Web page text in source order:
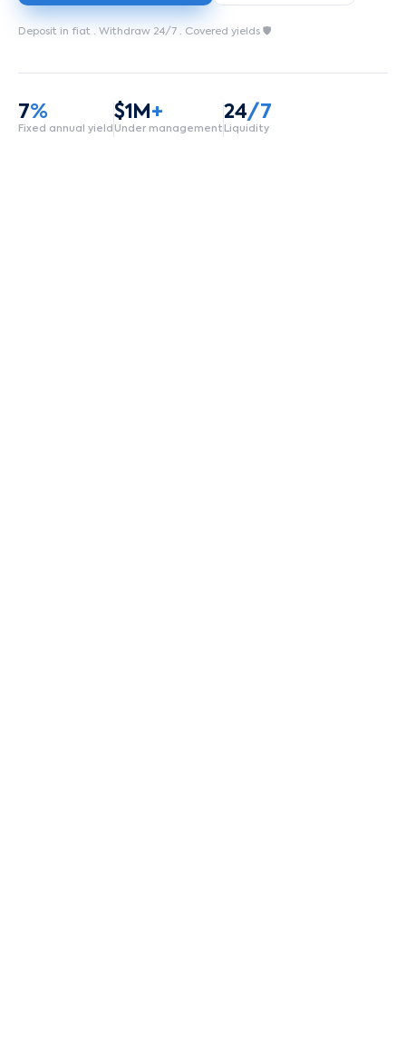
Deposit in fiat · Withdraw 24/7 · Covered yields 🛡️
7%
Fixed annual yield
$1M +
Under management
24/7
Liquidity